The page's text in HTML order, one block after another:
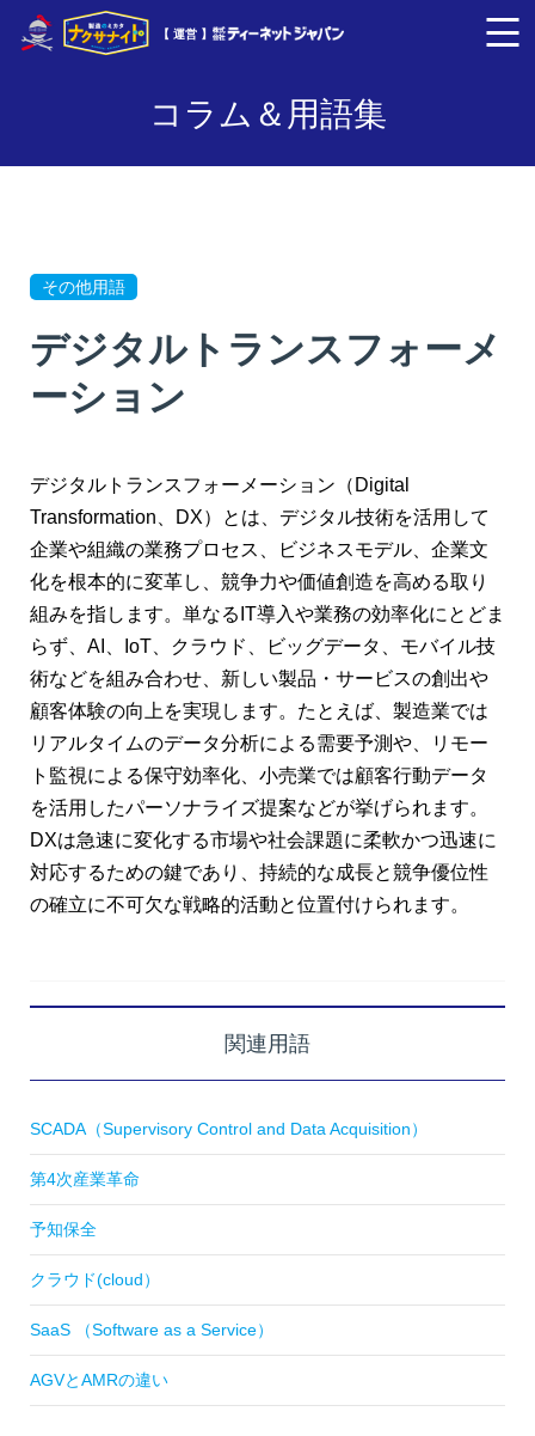
【 運営 】
コラム＆用語集
その他用語
デジタルトランスフォーメ
ーション
デジタルトランスフォーメーション（Digital
Transformation、DX）とは、デジタル技術を活用して
企業や組織の業務プロセス、ビジネスモデル、企業文
化を根本的に変革し、競争力や価値創造を高める取り
組みを指します。単なるIT導入や業務の効率化にとどま
らず、AI、IoT、クラウド、ビッグデータ、モバイル技
術などを組み合わせ、新しい製品・サービスの創出や
顧客体験の向上を実現します。たとえば、製造業では
リアルタイムのデータ分析による需要予測や、リモー
ト監視による保守効率化、小売業では顧客行動データ
を活用したパーソナライズ提案などが挙げられます。
DXは急速に変化する市場や社会課題に柔軟かつ迅速に
対応するための鍵であり、持続的な成長と競争優位性
の確立に不可欠な戦略的活動と位置付けられます。
関連用語
SCADA（Supervisory Control and Data Acquisition）
第4次産業革命
予知保全
クラウド(cloud）
SaaS （Software as a Service）
AGVとAMRの違い